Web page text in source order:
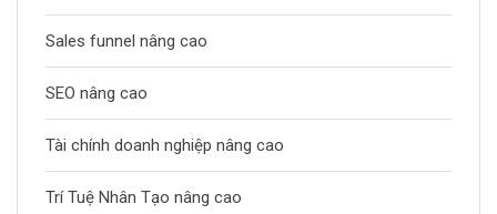
Sales funnel nâng cao
SEO nâng cao
Tài chính doanh nghiệp nâng cao
Trí Tuệ Nhân Tạo nâng cao